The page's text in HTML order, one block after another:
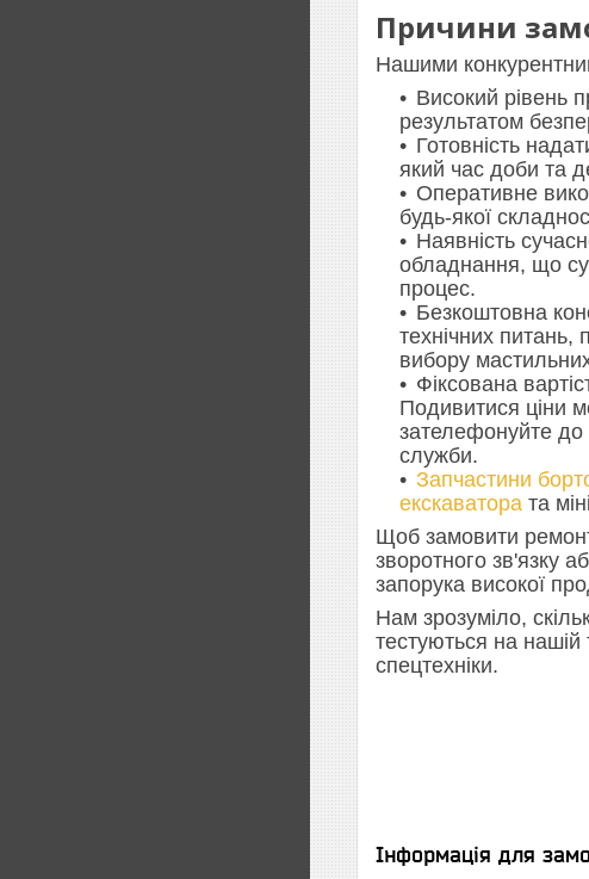
Причини
Нашими
Високий рівень
результатом
Готовність
який час доби та
Оперативне
будь-якої
Наявність
обладнання, що
процес.
Безкоштовна
технічних
вибору
Фіксована
Подивитися ціни
зателефонуйте до
служби.
Запчастини
екскаватора та
Щоб замовити
зворотного зв'язку
запорука високої
Нам зрозуміло,
тестуються на нашій
спецтехніки.
Інформація для